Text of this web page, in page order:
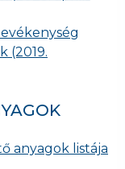
(2019.
anyagok listája